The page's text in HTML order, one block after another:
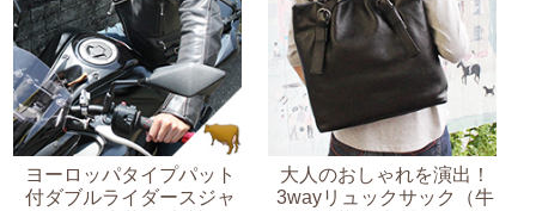
ヨーロッパタイプパット
付ダブルライダースジャ
大人のおしゃれを演出！
3wayリュックサック（牛